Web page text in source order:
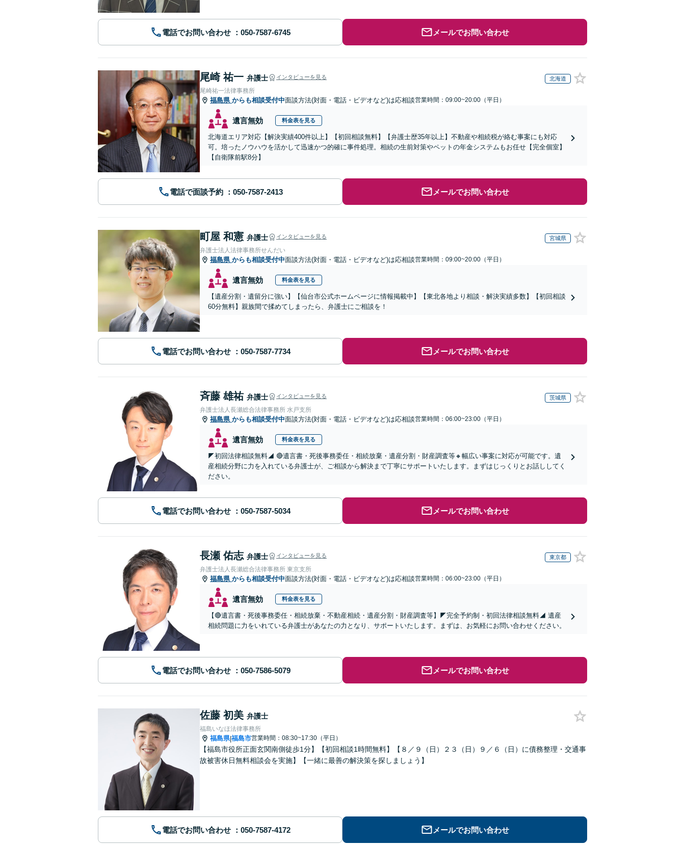
電話でお問い合わせ メールでお問い合わせ
尾崎 祐一 弁護士 インタビューを見る 北海道
尾崎祐一法律事務所
福島県 からも相談受付中面談方法(対面・電話・ビデオなど)は応相談営業時間：09:00~20:00（平日）
遺言無効 料金表を見る
北海道エリア対応【解決実績400件以上】【初回相談無料】【弁護士歴35年以上】不動産や相続税が絡む事案にも対応
可。培ったノウハウを活かして迅速かつ的確に事件処理。相続の生前対策やペットの年金システムもお任せ【完全個室】
【自衛隊前駅8分】
電話で面談予約 メールでお問い合わせ
町屋 和憲 弁護士 インタビューを見る 宮城県
弁護士法人法律事務所せんだい
福島県 からも相談受付中面談方法(対面・電話・ビデオなど)は応相談営業時間：09:00~20:00（平日）
遺言無効 料金表を見る
【遺産分割・遺留分に強い】【仙台市公式ホームページに情報掲載中】【東北各地より相談・解決実績多数】【初回相談
60分無料】親族間で揉めてしまったら、弁護士にご相談を！
電話でお問い合わせ メールでお問い合わせ
斉藤 雄祐 弁護士 インタビューを見る 茨城県
弁護士法人長瀬総合法律事務所 水戸支所
福島県 からも相談受付中面談方法(対面・電話・ビデオなど)は応相談営業時間：06:00~23:00（平日）
遺言無効 料金表を見る
◤初回法律相談無料◢ 🔴遺言書・死後事務委任・相続放棄・遺産分割・財産調査等🔸幅広い事案に対応が可能です。遺
産相続分野に力を入れている弁護士が、ご相談から解決まで丁寧にサポートいたします。まずはじっくりとお話ししてく
ださい。
電話でお問い合わせ メールでお問い合わせ
長瀬 佑志 弁護士 インタビューを見る 東京都
弁護士法人長瀬総合法律事務所 東京支所
福島県 からも相談受付中面談方法(対面・電話・ビデオなど)は応相談営業時間：06:00~23:00（平日）
遺言無効 料金表を見る
【🔴遺言書・死後事務委任・相続放棄・不動産相続・遺産分割・財産調査等】◤完全予約制・初回法律相談無料◢ 遺産
相続問題に力をいれている弁護士があなたの力となり、サポートいたします。まずは、お気軽にお問い合わせください。
電話でお問い合わせ メールでお問い合わせ
佐藤 初美 弁護士
福島いなほ法律事務所
福島県|福島市営業時間：08:30~17:30（平日）
【福島市役所正面玄関南側徒歩1分】【初回相談1時間無料】【８／９（日）２３（日）９／６（日）に債務整理・交通事
故被害休日無料相談会を実施】【一緒に最善の解決策を探しましょう】
電話でお問い合わせ メールでお問い合わせ